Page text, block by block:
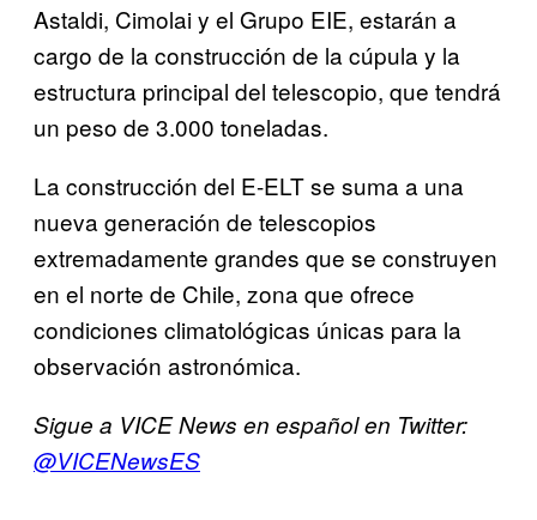
Astaldi, Cimolai y el Grupo EIE, estarán a
cargo de la construcción de la cúpula y la
estructura principal del telescopio, que tendrá
un peso de 3.000 toneladas.
La construcción del E-ELT se suma a una
nueva generación de telescopios
extremadamente grandes que se construyen
en el norte de Chile, zona que ofrece
condiciones climatológicas únicas para la
observación astronómica.
Sigue a VICE News en español en Twitter:
@VICENewsES